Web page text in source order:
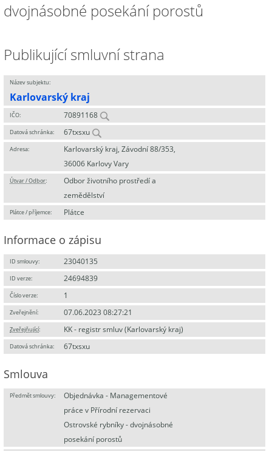
dvojnásobné posekání porostů
Publikující smluvní strana
Název subjektu:
Karlovarský kraj
IČO: 70891168
Datová schránka: 67txsxu
Adresa:
Karlovarský kraj, Závodní 88/353,
36006 Karlovy Vary
Útvar / Odbor:
Odbor životního prostředí a
zemědělství
Plátce / příjemce: Plátce
Informace o zápisu
ID smlouvy: 23040135
ID verze: 24694839
Číslo verze: 1
Zveřejnění: 07.06.2023 08:27:21
Zveřejňující: KK - registr smluv (Karlovarský kraj)
Datová schránka: 67txsxu
Smlouva
Předmět smlouvy:
Objednávka - Managementové
práce v Přírodní rezervaci
Ostrovské rybníky - dvojnásobné
posekání porostů